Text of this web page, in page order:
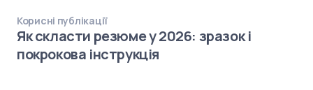
Корисні публікації
Як скласти резюме у 2026: зразок і
покрокова інструкція